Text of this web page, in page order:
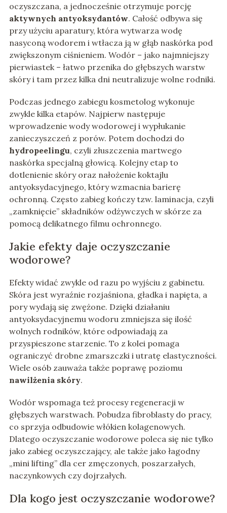
oczyszczana, a jednocześnie otrzymuje porcję
aktywnych antyoksydantów. Całość odbywa się
przy użyciu aparatury, która wytwarza wodę
nasyconą wodorem i wtłacza ją w głąb naskórka pod
zwiększonym ciśnieniem. Wodór – jako najmniejszy
pierwiastek – łatwo przenika do głębszych warstw
skóry i tam przez kilka dni neutralizuje wolne rodniki.
Podczas jednego zabiegu kosmetolog wykonuje
zwykle kilka etapów. Najpierw następuje
wprowadzenie wody wodorowej i wypłukanie
zanieczyszczeń z porów. Potem dochodzi do
hydropeelingu, czyli złuszczenia martwego
naskórka specjalną głowicą. Kolejny etap to
dotlenienie skóry oraz nałożenie koktajlu
antyoksydacyjnego, który wzmacnia barierę
ochronną. Często zabieg kończy tzw. laminacja, czyli
„zamknięcie” składników odżywczych w skórze za
pomocą delikatnego filmu ochronnego.
Jakie efekty daje oczyszczanie
wodorowe?
Efekty widać zwykle od razu po wyjściu z gabinetu.
Skóra jest wyraźnie rozjaśniona, gładka i napięta, a
pory wydają się zwężone. Dzięki działaniu
antyoksydacyjnemu wodoru zmniejsza się ilość
wolnych rodników, które odpowiadają za
przyspieszone starzenie. To z kolei pomaga
ograniczyć drobne zmarszczki i utratę elastyczności.
Wiele osób zauważa także poprawę poziomu
nawilżenia skóry.
Wodór wspomaga też procesy regeneracji w
głębszych warstwach. Pobudza fibroblasty do pracy,
co sprzyja odbudowie włókien kolagenowych.
Dlatego oczyszczanie wodorowe poleca się nie tylko
jako zabieg oczyszczający, ale także jako łagodny
„mini lifting” dla cer zmęczonych, poszarzałych,
naczynkowych czy dojrzałych.
Dla kogo jest oczyszczanie wodorowe?